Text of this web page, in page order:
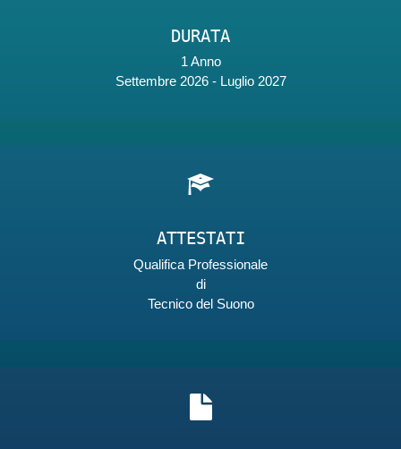
DURATA
1 Anno
Settembre 2026 - Luglio 2027
ATTESTATI
Qualifica Professionale
di
Tecnico del Suono